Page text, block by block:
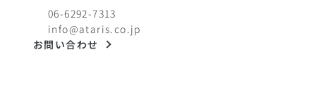
06-6292-7313
info@ataris.co.jp
お問い合わせ